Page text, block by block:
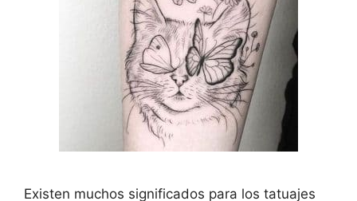
Existen muchos significados para los tatuajes